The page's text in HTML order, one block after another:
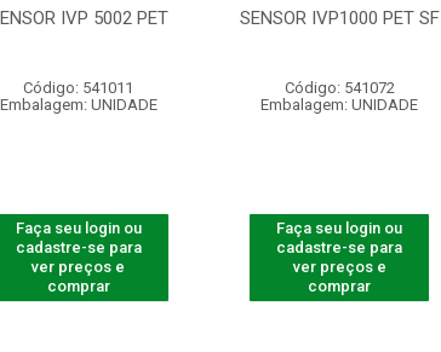
IVP 5002 PET
Código: 541011
Embalagem: UNIDADE
Faça seu login ou
cadastre-se para
ver preços e
comprar
SENSOR IVP1000 PET SF
Código: 541072
Embalagem: UNIDADE
Faça seu login ou
cadastre-se para
ver preços e
comprar